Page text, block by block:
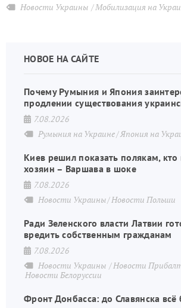
Новости Украины Мобилизация на
НОВОЕ НА САЙТЕ
Почему Румыния и Япония
продлении существования
7.08.2026
Румыния на Украине Япония на
Киев решил показать полякам,
хозяин – Варшава в шоке
7.08.2026
Новости Украины Новости Польши
Ради Зеленского власти Латвии
вредить собственным гражданам
7.08.2026
Новости Украины
Новости
Новости Белоруссии
Фронт Донбасса: до Славянска всё